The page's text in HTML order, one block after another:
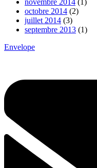
novembre 2014 (1)
octobre 2014 (2)
juillet 2014 (3)
septembre 2013 (1)
Envelope